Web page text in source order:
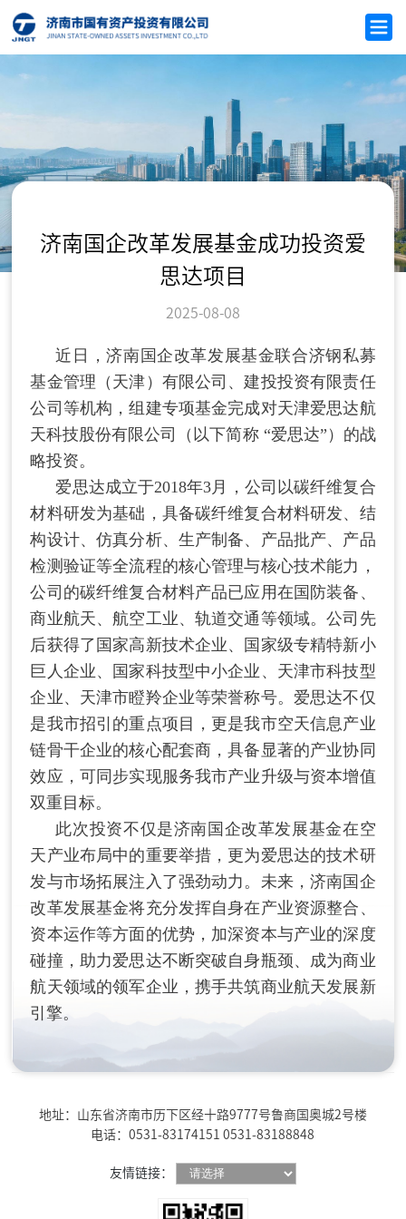
济南国企改革发展基金成功投资爱
思达项目
2025-08-08
近日，济南国企改革发展基金联合济钢私募
基金管理（天津）有限公司、建投投资有限责任
公司等机构，组建专项基金完成对天津爱思达航
天科技股份有限公司（以下简称 “爱思达”）的战
略投资。
爱思达成立于2018年3月，公司以碳纤维复合
材料研发为基础，具备碳纤维复合材料研发、结
构设计、仿真分析、生产制备、产品批产、产品
检测验证等全流程的核心管理与核心技术能力，
公司的碳纤维复合材料产品已应用在国防装备、
商业航天、航空工业、轨道交通等领域。公司先
后获得了国家高新技术企业、国家级专精特新小
巨人企业、国家科技型中小企业、天津市科技型
企业、天津市瞪羚企业等荣誉称号。爱思达不仅
是我市招引的重点项目，更是我市空天信息产业
链骨干企业的核心配套商，具备显著的产业协同
效应，可同步实现服务我市产业升级与资本增值
双重目标。
此次投资不仅是济南国企改革发展基金在空
天产业布局中的重要举措，更为爱思达的技术研
发与市场拓展注入了强劲动力。未来，济南国企
改革发展基金将充分发挥自身在产业资源整合、
资本运作等方面的优势，加深资本与产业的深度
碰撞，助力爱思达不断突破自身瓶颈、成为商业
航天领域的领军企业，携手共筑商业航天发展新
引擎。
地址：山东省济南市历下区经十路9777号鲁商国奥城2号楼
电话：0531-83174151 0531-83188848
友情链接：